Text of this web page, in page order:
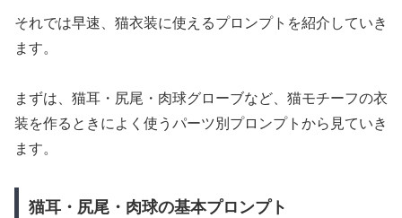
それでは早速、猫衣装に使えるプロンプトを紹介していき
ます。
まずは、猫耳・尻尾・肉球グローブなど、猫モチーフの衣
装を作るときによく使うパーツ別プロンプトから見ていき
ます。
猫耳・尻尾・肉球の基本プロンプト